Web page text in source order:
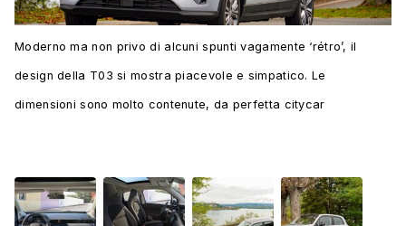
Moderno ma non privo di alcuni spunti vagamente ‘rétro’, il
design della T03 si mostra piacevole e simpatico. Le
dimensioni sono molto contenute, da perfetta citycar